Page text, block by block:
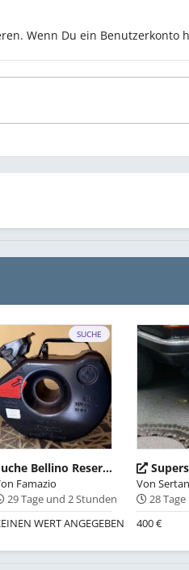
Wenn Du ein Benutzerkonto
SUCHE
Suche Bellino Reservekanister
Famazio
29 Tage und 2 Stunden
WERT ANGEGEBEN
Supersprint
Von
28
400 €